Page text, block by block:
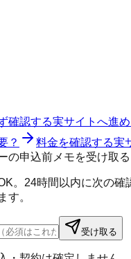
確認する実サイトへ進
？
料金を確認する実
の申込前メモを受け取る
。24時間以内に次の確
す。
受け取る